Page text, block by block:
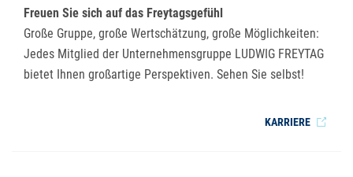
Freuen Sie sich auf das Freytagsgefühl
Große Gruppe, große Wertschätzung, große Möglichkeiten:
Jedes Mitglied der Unternehmensgruppe LUDWIG FREYTAG
bietet Ihnen großartige Perspektiven. Sehen Sie selbst!
KARRIERE